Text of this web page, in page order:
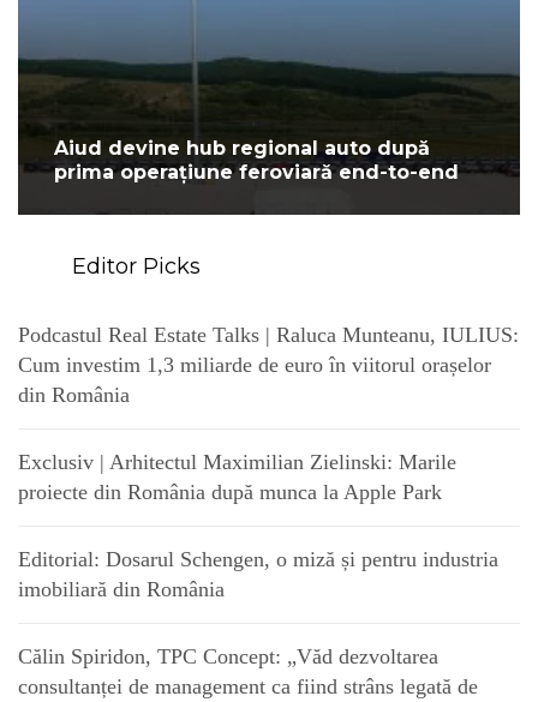
Aiud devine hub regional auto după
prima operațiune feroviară end-to-end
Editor Picks
Podcastul Real Estate Talks | Raluca Munteanu, IULIUS:
Cum investim 1,3 miliarde de euro în viitorul orașelor
din România
Exclusiv | Arhitectul Maximilian Zielinski: Marile
proiecte din România după munca la Apple Park
Editorial: Dosarul Schengen, o miză și pentru industria
imobiliară din România
Călin Spiridon, TPC Concept: „Văd dezvoltarea
consultanței de management ca fiind strâns legată de